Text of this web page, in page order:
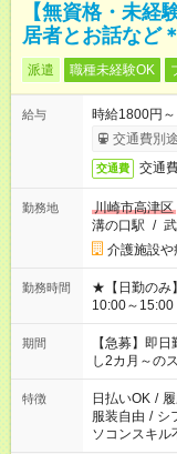
【無資格・未経
居者とお話など
派遣 職種未経験OK
給与
時給1800円
交通費別
交通費 交通
勤務地
川崎市高津区
溝の口駅 /
介護施設
勤務時間
★【日勤のみ】1日5時間
10:00～
期間
【急募】即
し2カ月～の
特徴 日払いOK /
服装自由 / シ
ソコンスキル